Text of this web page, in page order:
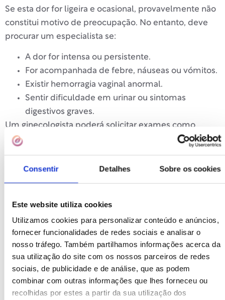
Consentir Detalhes Sobre os cookies
Este website utiliza cookies
Utilizamos cookies para personalizar conteúdo e anúncios,
fornecer funcionalidades de redes sociais e analisar o
nosso tráfego. Também partilhamos informações acerca da
sua utilização do site com os nossos parceiros de redes
sociais, de publicidade e de análise, que as podem
combinar com outras informações que lhes forneceu ou
recolhidas por estes a partir da sua utilização dos
Se esta dor for ligeira e ocasional, provavelmente não
constitui motivo de preocupação. No entanto, deve
procurar um especialista se:
A dor for intensa ou persistente.
For acompanhada de febre, náuseas ou vómitos.
Existir hemorragia vaginal anormal.
Sentir dificuldade em urinar ou sintomas
digestivos graves.
Um ginecologista poderá solicitar exames como
ecografias, análises hormonais ou culturas para
Tratamentos e recomendações
menstruação
O tratamento dependerá da causa da dor:
Para a ovulação dolorosa
, podem ser utilizados
analgésicos ou contracetivos hormonais para
regular o ciclo.
Nos casos de quistos ováricos, o médico poderá